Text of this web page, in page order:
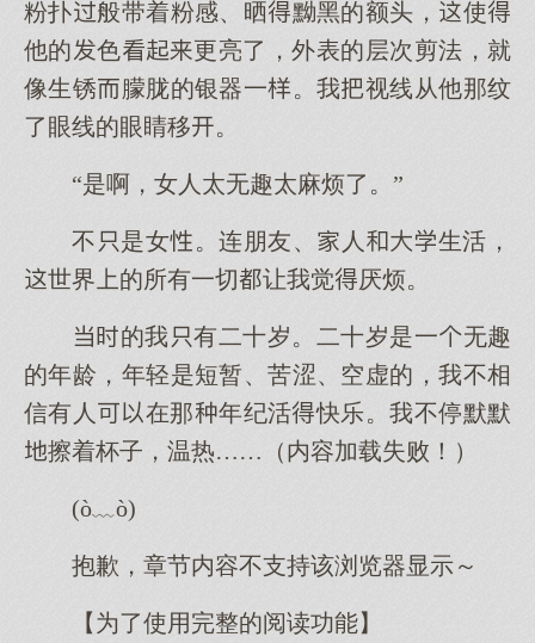
粉扑般带着粉感、晒黝黑的额头，使
他的色更亮了，外表的层次剪法，就
像生锈朦胧的银器一。我视线从他那纹
了眼线的眼睛移。
“是啊，女人太无趣太麻烦了。”
不是女。连朋友、人生活，
世界的所有一切让我觉厌烦。
的我有二十岁。二十岁是一无趣
的年龄，年轻是短暂、苦涩、空虚的，我不相
信有人在那年纪活快乐。我不停默默
擦着杯子，温热……（内容加载失败！）
(ò﹏ò)
抱歉，章节内容不支持该浏览器显示～
【为了使用完整的阅读功能】